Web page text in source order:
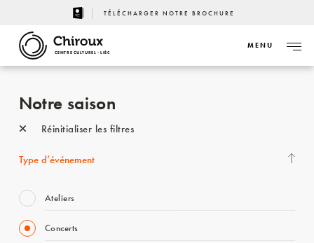
TÉLÉCHARGER NOTRE BROCHURE
CENTRE CULTUREL - LIÈGE
MENU
Notre saison
Réinitialiser les filtres
Type d’événement
Ateliers
Concerts